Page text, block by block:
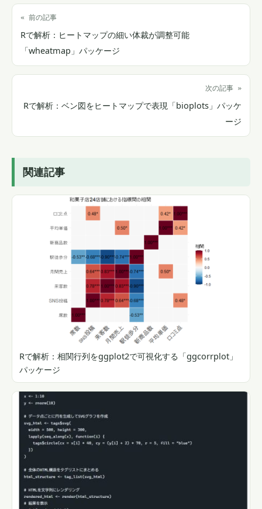
« 前の記事
Rで解析：ヒートマップの細い体裁が調整可能
「wheatmap」パッケージ
次の記事 »
Rで解析：ベン図をヒートマップで表現「bioplots」パッケ
ージ
関連記事
Rで解析：相関行列をggplot2で可視化する「ggcorrplot」
パッケージ